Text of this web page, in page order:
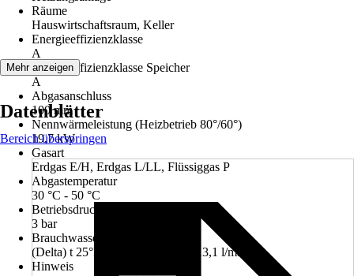
Räume
Hauswirtschaftsraum, Keller
Energieeffizienzklasse
A
Energieeffizienzklasse Speicher
A
Abgasanschluss
100 mm
Nennwärmeleistung (Heizbetrieb 80°/60°)
19,7 kW
Gasart
Erdgas E/H, Erdgas L/LL, Flüssiggas P
Abgastemperatur
30 °C - 50 °C
Betriebsdruck
3 bar
Brauchwasserdurchsatz
(Delta) t 25°K (von 10° auf 35°) 13,1 l/min
Hinweis
Mehr anzeigen
Datenblätter
Bereich überspringen